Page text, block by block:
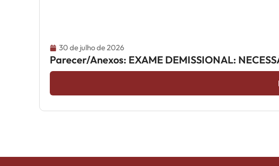
30 de julho de 2026
Parecer/Anexos: EXAME DEMISSIONAL: